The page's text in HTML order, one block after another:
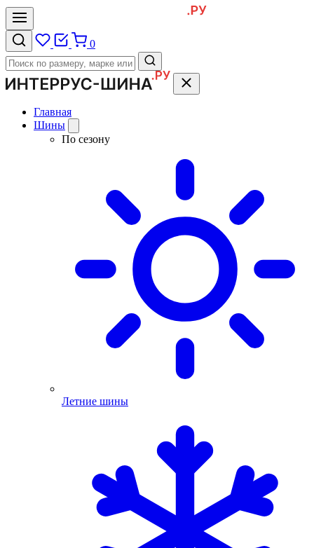
0
Главная
Шины
По сезону
Летние шины